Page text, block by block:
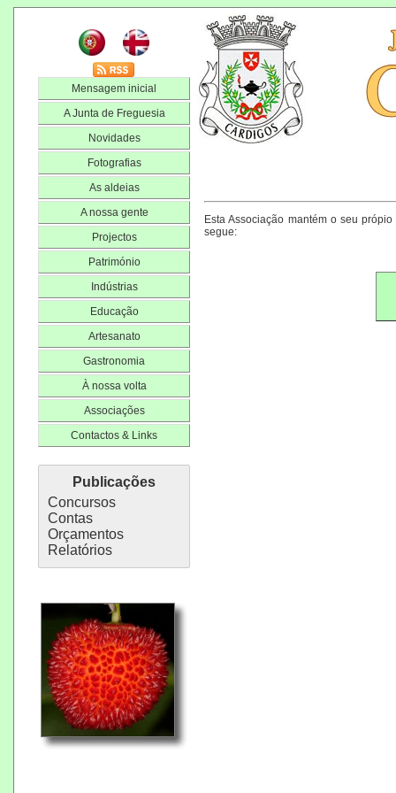
Mensagem inicial
A Junta de Freguesia
Novidades
Fotografias
As aldeias
A nossa gente
Projectos
Património
Indústrias
Educação
Artesanato
Gastronomia
À nossa volta
Associações
Contactos & Links
Publicações
Concursos
Contas
Orçamentos
Relatórios
Esta Associação mantém o seu
segue: